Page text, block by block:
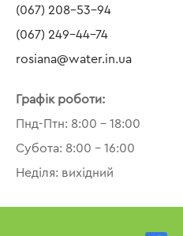
(067) 208-53-94
(067) 249-44-74
rosiana@water.in.ua
Графік роботи:
Пнд-Птн: 8:00 – 18:00
Субота: 8:00 – 16:00
Неділя: вихідний